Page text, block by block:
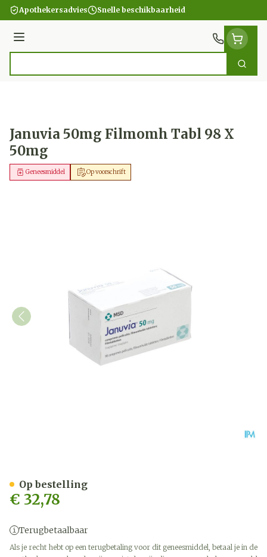
Ga naar de inhoud
Apothekersadvies Snelle beschikbaarheid
Menu
Zoek
Januvia 50mg Filmomh Tabl 98 X
50mg
Op voorschrift
Geneesmiddel
€ 32,78
Terugbetaalbaar
Als je recht hebt op een terugbetaling voor dit geneesmiddel, betaal je in de
Op bestelling